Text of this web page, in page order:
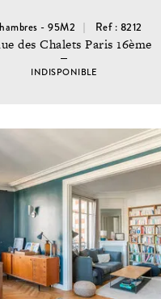
- 95M2 Ref : 8212
des Chalets Paris 16ème
INDISPONIBLE